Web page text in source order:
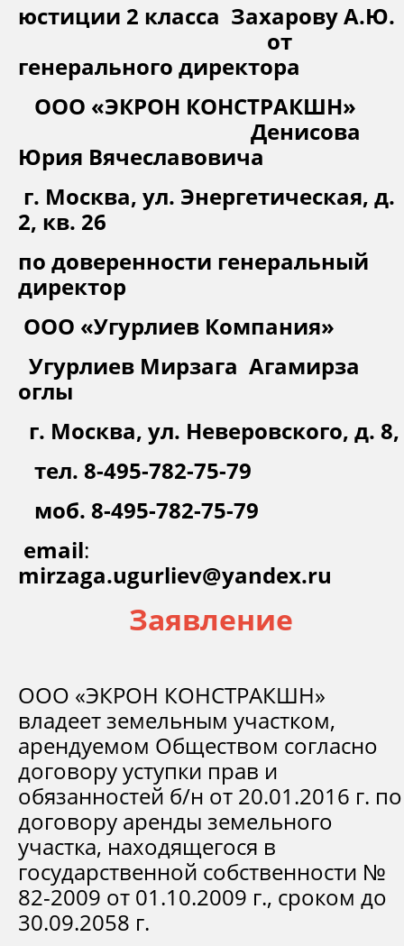
юстиции 2 класса Захарову А.Ю.
от
генерального директора
ООО «ЭКРОН КОНСТРАКШН»
Денисова
Юрия Вячеславовича
г. Москва, ул. Энергетическая, д.
2, кв. 26
по доверенности генеральный
директор
ООО «Угурлиев Компания»
Угурлиев Мирзага Агамирза
оглы
г. Москва, ул. Неверовского, д. 8,
тел. 8-495-782-75-79
моб. 8-495-782-75-79
email:
mirzaga.ugurliev@yandex.ru
Заявление
ООО «ЭКРОН КОНСТРАКШН»
владеет земельным участком,
арендуемом Обществом согласно
договору уступки прав и
обязанностей б/н от 20.01.2016 г. по
договору аренды земельного
участка, находящегося в
государственной собственности №
82-2009 от 01.10.2009 г., сроком до
30.09.2058 г.